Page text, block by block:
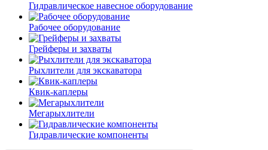
Гидравлическое навесное оборудование
Рабочее оборудование
Грейферы и захваты
Рыхлители для экскаватора
Квик-каплеры
Мегарыхлители
Гидравлические компоненты